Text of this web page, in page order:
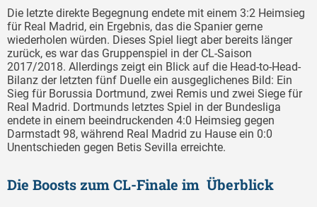
Die letzte direkte Begegnung endete mit einem 3:2 Heimsieg
für Real Madrid, ein Ergebnis, das die Spanier gerne
wiederholen würden. Dieses Spiel liegt aber bereits länger
zurück, es war das Gruppenspiel in der CL-Saison
2017/2018. Allerdings zeigt ein Blick auf die Head-to-Head-
Bilanz der letzten fünf Duelle ein ausgeglichenes Bild: Ein
Sieg für Borussia Dortmund, zwei Remis und zwei Siege für
Real Madrid. Dortmunds letztes Spiel in der Bundesliga
endete in einem beeindruckenden 4:0 Heimsieg gegen
Darmstadt 98, während Real Madrid zu Hause ein 0:0
Unentschieden gegen Betis Sevilla erreichte.
Die Boosts zum CL-Finale im Überblick